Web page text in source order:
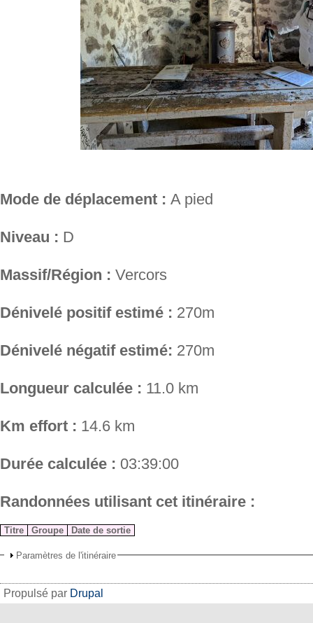
Mode de déplacement : A pied
Niveau : D
Massif/Région : Vercors
Dénivelé positif estimé : 270m
Dénivelé négatif estimé: 270m
Longueur calculée : 11.0 km
Km effort : 14.6 km
Durée calculée : 03:39:00
Randonnées utilisant cet itinéraire :
Titre Groupe Date de sortie
Paramètres de l'itinéraire
Propulsé par Drupal